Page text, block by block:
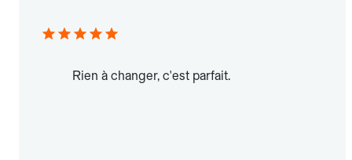
Rien à changer, c'est parfait.